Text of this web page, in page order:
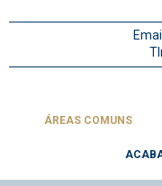
ÁREAS COMUNS